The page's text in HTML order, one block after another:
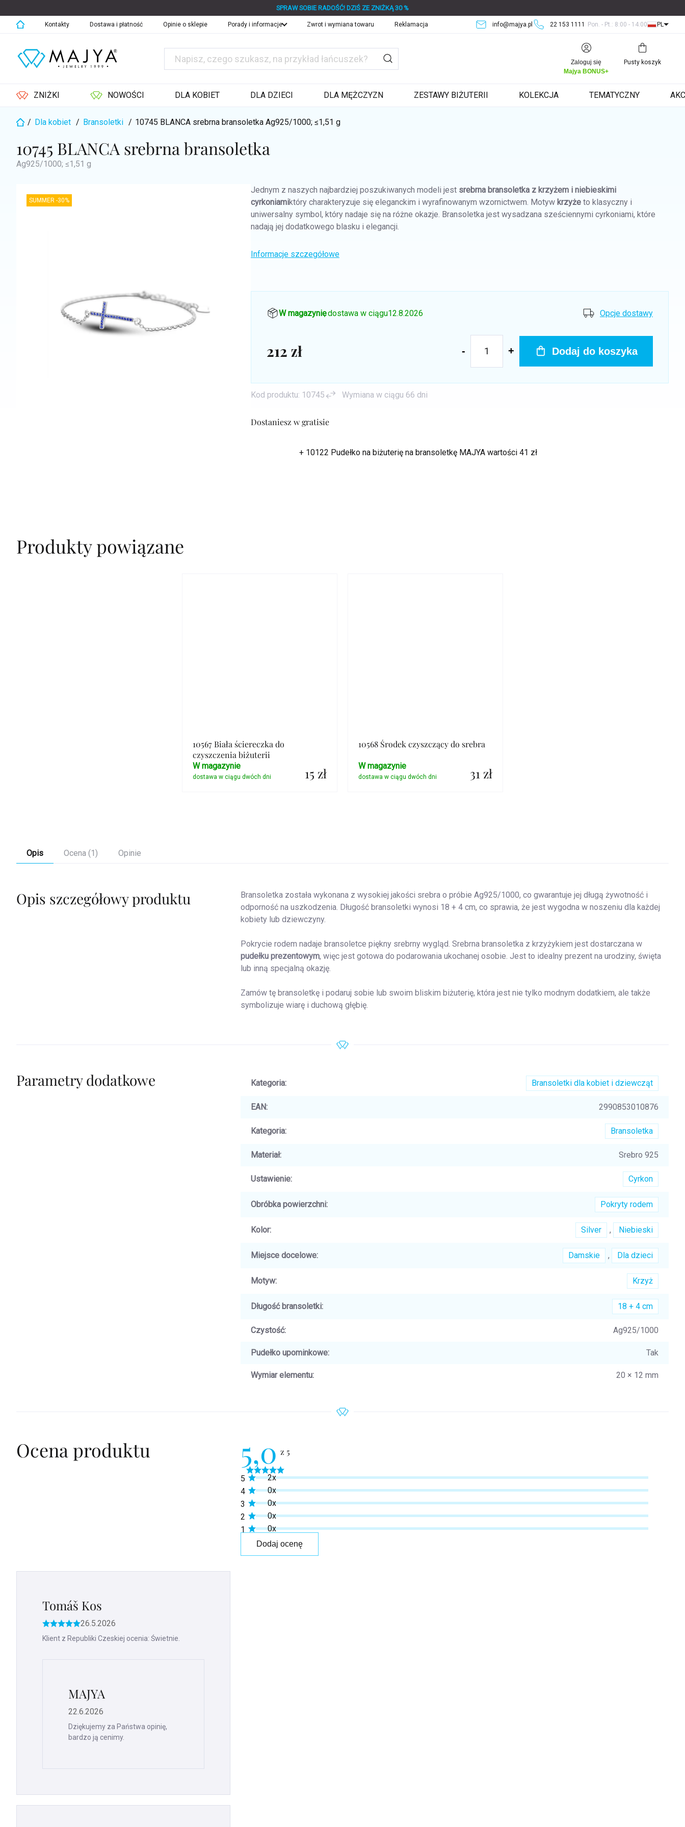
do
treści
SPRAW SOBIE RADOŚĆ! DZIŚ ZE ZNIŻKĄ 30 %
22 153 1111 Pon. - Pt.: 8:00 - 14:00
info@majya.pl
Kontakty Dostawa i płatność Opinie o sklepie Porady i informacje Zwrot i wymiana towaru Reklamacja PL
Zaloguj się
Majya BONUS+
Koszyk
Pusty koszyk
ZNIŻKI NOWOŚCI DLA KOBIET DLA DZIECI DLA MĘŻCZYZN ZESTAWY BIŻUTERII KOLEKCJA TEMATYCZNY
Home
/ Dla kobiet / Bransoletki / 10745 BLANCA srebrna bransoletkaAg925/1000; ≤1,51 g
10745 BLANCA srebrna bransoletka
Ag925/1000; ≤1,51 g
SUMMER -30%
Dostaniesz w gratisie
+ 10122 Pudełko na biżuterię na bransoletkę MAJYA wartości 41 zł
Jednym z naszych najbardziej poszukiwanych modeli jest srebrna bransoletka z krzyżem i niebieskimi
cyrkoniamiktóry charakteryzuje się eleganckim i wyrafinowanym wzornictwem. Motyw krzyże to klasyczny i
uniwersalny symbol, który nadaje się na różne okazje. Bransoletka jest wysadzana sześciennymi cyrkoniami, które
nadają jej dodatkowego blasku i elegancji.
Informacje szczegółowe
W magazynie, dostawa w ciągu12.8.2026 Opcje dostawy
212 zł Dodaj do koszyka
Kod produktu: 10745 Wymiana w ciągu 66 dni
Produkty powiązane
10567 Biała ściereczka do
czyszczenia biżuterii
15 zł
W magazynie
10568 Środek czyszczący do srebra
31 zł
W magazynie
Opis Ocena (1) Opinie
Opis szczegółowy produktu
Bransoletka została wykonana z wysokiej jakości srebra o próbie Ag925/1000, co gwarantuje jej długą żywotność i
odporność na uszkodzenia. Długość bransoletki wynosi 18 + 4 cm, co sprawia, że jest wygodna w noszeniu dla każdej
kobiety lub dziewczyny.
Pokrycie rodem nadaje bransoletce piękny srebrny wygląd. Srebrna bransoletka z krzyżykiem jest dostarczana w
pudełku prezentowym, więc jest gotowa do podarowania ukochanej osobie. Jest to idealny prezent na urodziny, święta
lub inną specjalną okazję.
Zamów tę bransoletkę i podaruj sobie lub swoim bliskim biżuterię, która jest nie tylko modnym dodatkiem, ale także
symbolizuje wiarę i duchową głębię.
Parametry dodatkowe Kategoria: Bransoletki dla kobiet i dziewcząt
EAN: 2990853010876
Kategoria: Bransoletka
Materiał: Srebro 925
Ustawienie: Cyrkon
Obróbka powierzchni: Pokryty rodem
Kolor: Silver , Niebieski
Miejsce docelowe: Damskie , Dla dzieci
Motyw: Krzyż
Długość bransoletki: 18 + 4 cm
Czystość: Ag925/1000
Pudełko upominkowe: Tak
Wymiar elementu: 20 × 12 mm
Ocena produktu 5,0
Średnia
ocena
produktu
5,0
na
5
gwiazdek.
5
2x
4
0x
3
0x
2
0x
1
0x
Dodaj ocenę
Lista
Tomáš Kos
Ocena
produktu
26.5.2026
Klient z Republiki Czeskiej ocenia: Świetnie.
MAJYA
22.6.2026
Dziękujemy za Państwa opinię,
bardzo ją cenimy.